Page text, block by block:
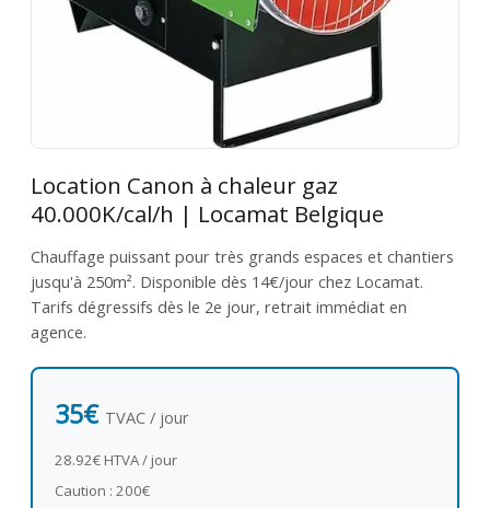
Location Canon à chaleur gaz
40.000K/cal/h | Locamat Belgique
Chauffage puissant pour très grands espaces et chantiers
jusqu'à 250m². Disponible dès 14€/jour chez Locamat.
Tarifs dégressifs dès le 2e jour, retrait immédiat en
agence.
35€ TVAC / jour
28.92€ HTVA / jour
Caution : 200€